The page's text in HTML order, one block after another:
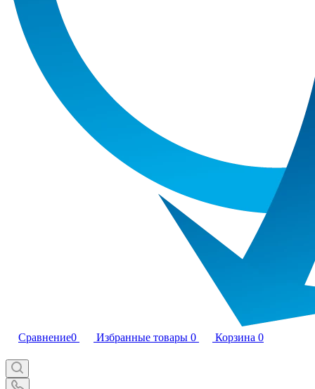
Сравнение0 Избранные товары 0 Корзина 0